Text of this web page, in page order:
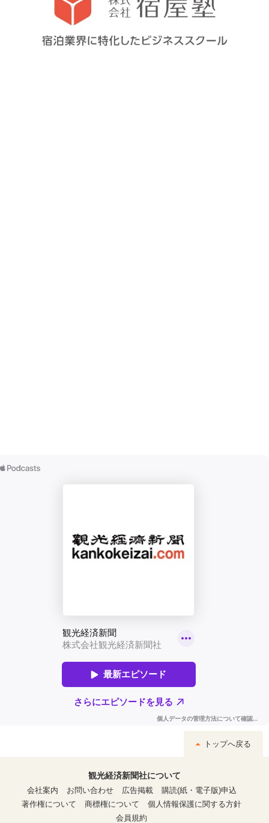
トップへ戻る
観光経済新聞社について
会社案内
お問い合わせ 広告掲載
購読(紙・電子版)申込
著作権について
商標権について
個人情報保護に関する方針
会員規約